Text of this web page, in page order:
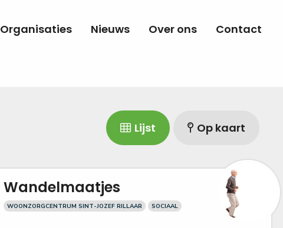
Organisaties Nieuws Over ons Contact
Lijst Op kaart
Wandelmaatjes
WOONZORGCENTRUM SINT-JOZEF RILLAAR SOCIAAL